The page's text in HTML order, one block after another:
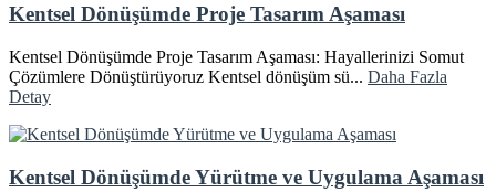
Kentsel Dönüşümde Proje Tasarım Aşaması
Kentsel Dönüşümde Proje Tasarım Aşaması: Hayallerinizi Somut
Çözümlere Dönüştürüyoruz Kentsel dönüşüm sü... Daha Fazla
Detay
Kentsel Dönüşümde Yürütme ve Uygulama Aşaması